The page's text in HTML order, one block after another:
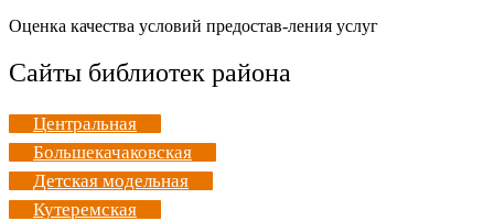
Оценка качества условий предостав-ления услуг
Сайты библиотек района
Центральная
Большекачаковская
Детская модельная
Кутеремская